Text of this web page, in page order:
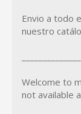
Envio a todo
nuestro
Welcome to
not available